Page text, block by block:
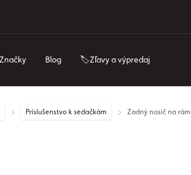
Značky Blog 🏷️Zľavy a výpredaj
Príslušenstvo k sedačkám Zadný nosič na rám